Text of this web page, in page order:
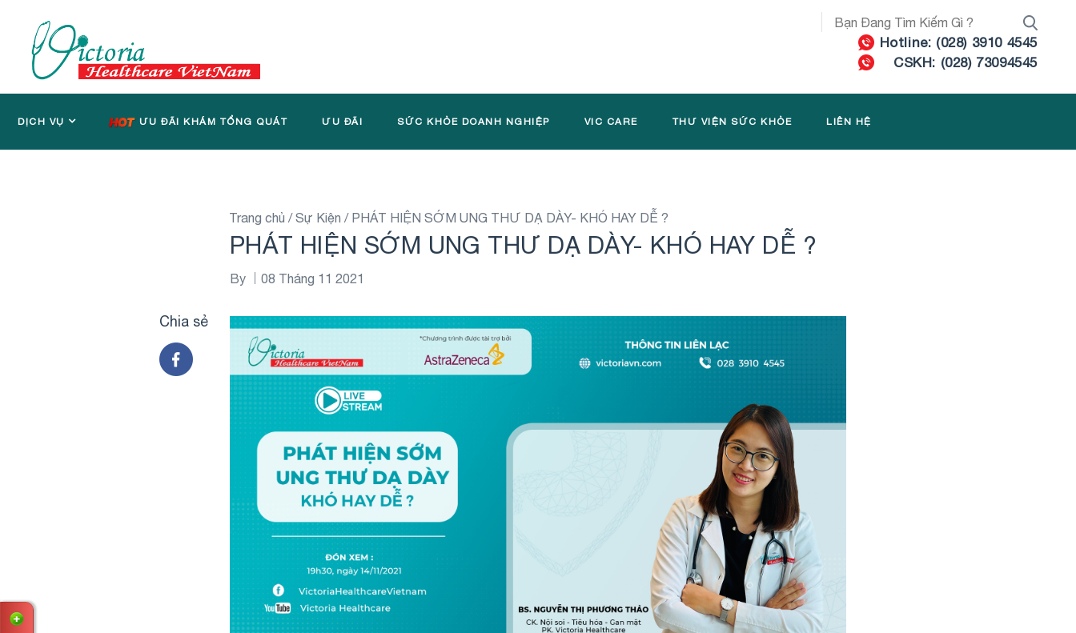
Hotline: (028) 3910 4545
CSKH: (028) 73094545
DỊCH VỤ ƯU ĐÃI KHÁM TỔNG QUÁT ƯU ĐÃI SỨC KHỎE DOANH NGHIỆP VIC CARE THƯ VIỆN SỨC KHỎE LIÊN HỆ
Chia sẻ
Trang chủ /Sự Kiện / PHÁT HIỆN SỚM UNG THƯ DẠ DÀY- KHÓ HAY DỄ ?
PHÁT HIỆN SỚM UNG THƯ DẠ DÀY- KHÓ HAY DỄ ?
By 08 Tháng 11 2021